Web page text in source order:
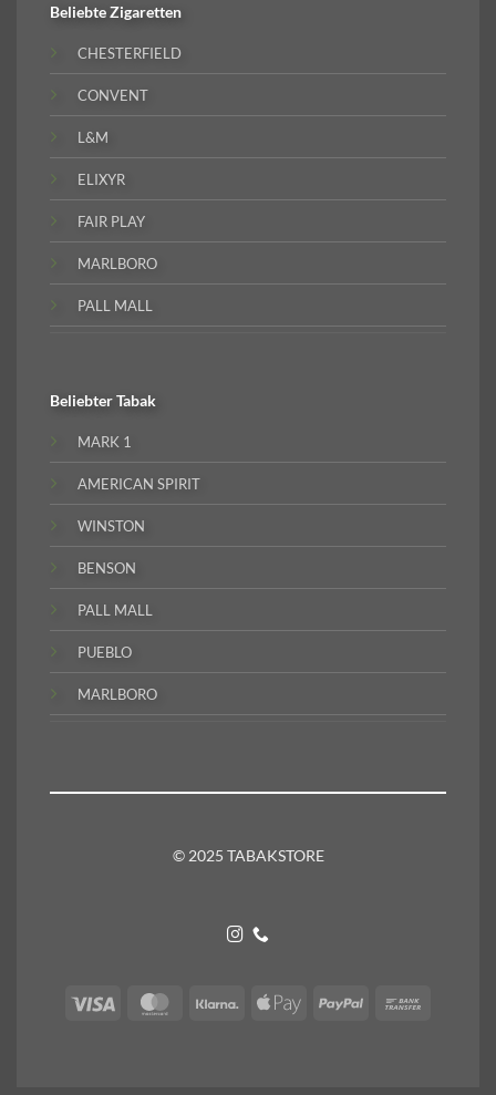
BeliebteZigaretten
CHESTERFIELD
CONVENT
L&M
ELIXYR
FAIR PLAY
MARLBORO
PALL MALL
BeliebterTabak
MARK 1
AMERICAN SPIRIT
WINSTON
BENSON
PALL MALL
PUEBLO
MARLBORO
© 2025 TABAKSTORE
Visa MasterCardKlarna
Apple
PayPal